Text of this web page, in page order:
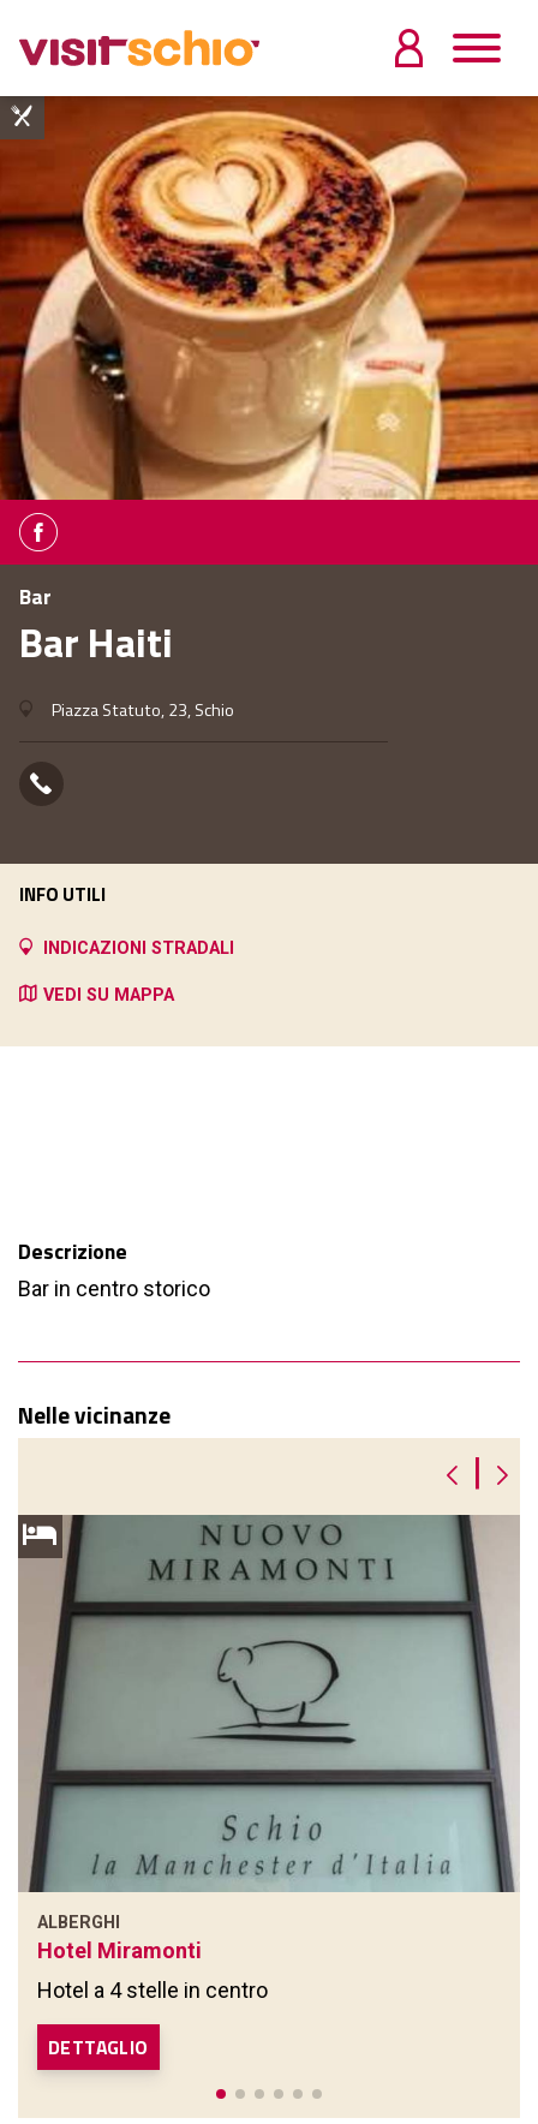
Bar
Bar Haiti
Piazza Statuto, 23, Schio
Descrizione
Bar in centro storico
Nelle vicinanze
ALBERGHI
Hotel Miramonti
Hotel a 4 stelle in centro
DETTAGLIO
|
INFO UTILI
INDICAZIONI STRADALI
VEDI SU MAPPA